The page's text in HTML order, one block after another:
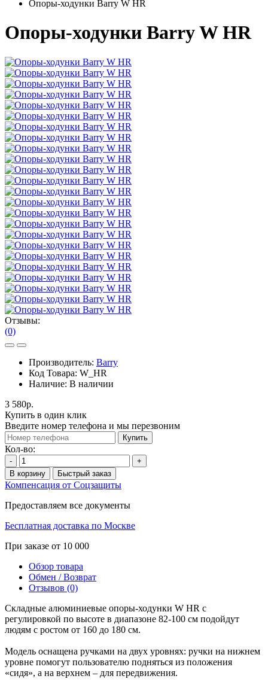
Опоры-ходунки Barry W HR
Опоры-ходунки Barry W HR
Отзывы:
(0)
Производитель: Barry
Код Товара: W_HR
Наличие: В наличии
3 580р.
Купить в один клик
Введите номер телефона и мы перезвоним
Купить
Кол-во:
-
+
В корзину
Быстрый заказ
Компенсация от Соцзащиты
Предоставляем все документы
Бесплатная доставка по Москве
При заказе от 10 000
Обзор товара
Обмен / Возврат
Отзывов (0)
Складные алюминиевые опоры-ходунки W HR с
регулировкой по высоте в диапазоне 82-100 см подойдут
людям с ростом от 160 до 180 см.
Модель оснащена ручками на двух уровнях: ручки на нижнем
уровне помогут пользователю подняться из положения
«сидя», а на верхнем – для передвижения.